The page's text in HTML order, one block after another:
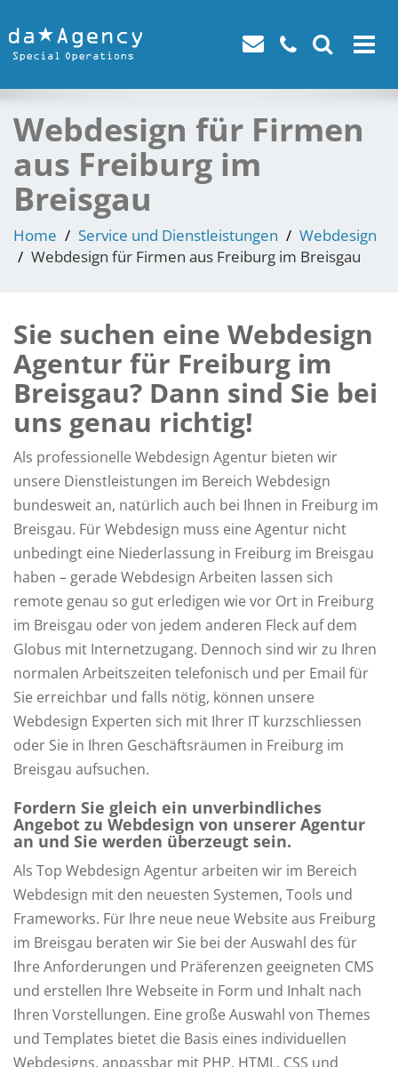
Toggle
Webdesign für Firmen
aus Freiburg im
Breisgau
Home Service und Dienstleistungen
Webdesign
Webdesign für Firmen aus Freiburg im Breisgau
Sie suchen eine Webdesign
Agentur für Freiburg im
Breisgau? Dann sind Sie bei
uns genau richtig!
Als professionelle Webdesign Agentur bieten wir
unsere Dienstleistungen im Bereich Webdesign
bundesweit an, natürlich auch bei Ihnen in Freiburg im
Breisgau. Für Webdesign muss eine Agentur nicht
unbedingt eine Niederlassung in Freiburg im Breisgau
haben – gerade Webdesign Arbeiten lassen sich
remote genau so gut erledigen wie vor Ort in Freiburg
im Breisgau oder von jedem anderen Fleck auf dem
Globus mit Internetzugang. Dennoch sind wir zu Ihren
normalen Arbeitszeiten telefonisch und per Email für
Sie erreichbar und falls nötig, können unsere
Webdesign Experten sich mit Ihrer IT kurzschliessen
oder Sie in Ihren Geschäftsräumen in Freiburg im
Breisgau aufsuchen.
Fordern Sie gleich ein unverbindliches
Angebot zu Webdesign von unserer Agentur
an und Sie werden überzeugt sein.
Als Top Webdesign Agentur arbeiten wir im Bereich
Webdesign mit den neuesten Systemen, Tools und
Frameworks. Für Ihre neue neue Website aus Freiburg
im Breisgau beraten wir Sie bei der Auswahl des für
Ihre Anforderungen und Präferenzen geeigneten CMS
und erstellen Ihre Webseite in Form und Inhalt nach
Ihren Vorstellungen. Eine große Auswahl von Themes
und Templates bietet die Basis eines individuellen
Webdesigns, anpassbar mit PHP, HTML, CSS und